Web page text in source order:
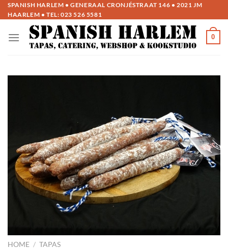
Ga
naar
SPANISH HARLEM • GENERAAL CRONJÉSTRAAT 146 • 2021 JM
HAARLEM • TEL: 023 526 5581
0
HOME / TAPAS